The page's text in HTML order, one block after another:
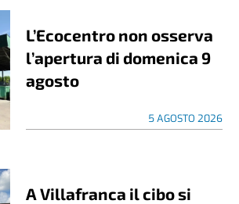
L’Ecocentro non osserva
l’apertura di domenica 9
agosto
5 AGOSTO 2026
A Villafranca il cibo si